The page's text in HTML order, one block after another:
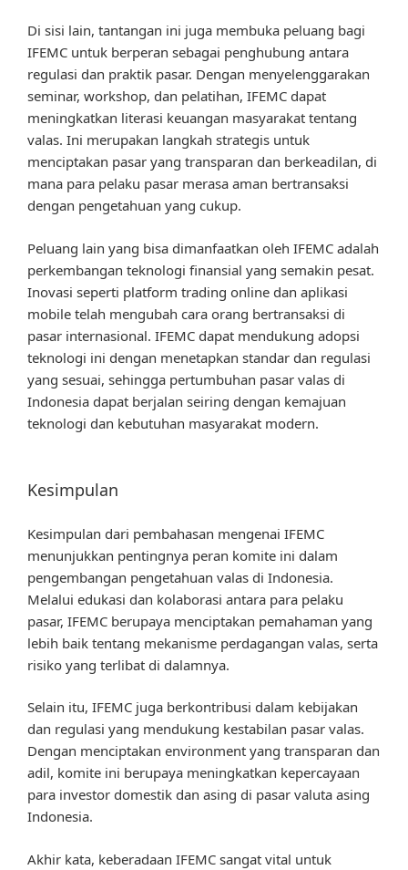
Di sisi lain, tantangan ini juga membuka peluang bagi
IFEMC untuk berperan sebagai penghubung antara
regulasi dan praktik pasar. Dengan menyelenggarakan
seminar, workshop, dan pelatihan, IFEMC dapat
meningkatkan literasi keuangan masyarakat tentang
valas. Ini merupakan langkah strategis untuk
menciptakan pasar yang transparan dan berkeadilan, di
mana para pelaku pasar merasa aman bertransaksi
dengan pengetahuan yang cukup.
Peluang lain yang bisa dimanfaatkan oleh IFEMC adalah
perkembangan teknologi finansial yang semakin pesat.
Inovasi seperti platform trading online dan aplikasi
mobile telah mengubah cara orang bertransaksi di
pasar internasional. IFEMC dapat mendukung adopsi
teknologi ini dengan menetapkan standar dan regulasi
yang sesuai, sehingga pertumbuhan pasar valas di
Indonesia dapat berjalan seiring dengan kemajuan
teknologi dan kebutuhan masyarakat modern.
Kesimpulan
Kesimpulan dari pembahasan mengenai IFEMC
menunjukkan pentingnya peran komite ini dalam
pengembangan pengetahuan valas di Indonesia.
Melalui edukasi dan kolaborasi antara para pelaku
pasar, IFEMC berupaya menciptakan pemahaman yang
lebih baik tentang mekanisme perdagangan valas, serta
risiko yang terlibat di dalamnya.
Selain itu, IFEMC juga berkontribusi dalam kebijakan
dan regulasi yang mendukung kestabilan pasar valas.
Dengan menciptakan environment yang transparan dan
adil, komite ini berupaya meningkatkan kepercayaan
para investor domestik dan asing di pasar valuta asing
Indonesia.
Akhir kata, keberadaan IFEMC sangat vital untuk